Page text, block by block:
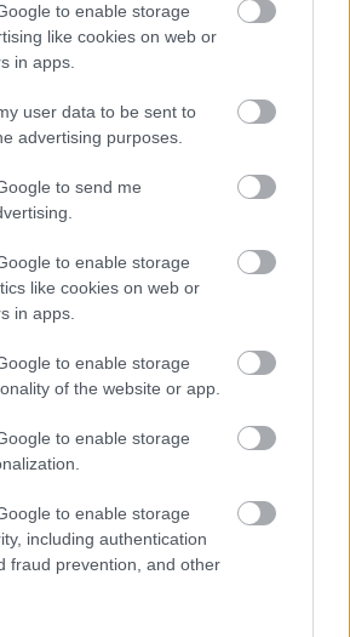
to enable storage
like cookies on web or
in apps.
user data to be sent to
advertising purposes.
to send me
to enable storage
like cookies on web or
in apps.
to enable storage
of the website or app.
to enable storage
to enable storage
including authentication
fraud prevention, and other
Támogatott tartalom!
Az elmúlt évek
új korszakot nyitott a
fogszabályozás terén,
esztétikai kezelésekre.
a fémes mosollyal; az átlátszó
segítik a fogakat rendezett
jelentősen megváltozott az
Hogyan működnek az
A MesterDent Fogászati Rendelőben
egyedileg tervezett,
sínekből állnak, amelyek a
fokozatos erőhatásokkal segítik a
konzultáció során…